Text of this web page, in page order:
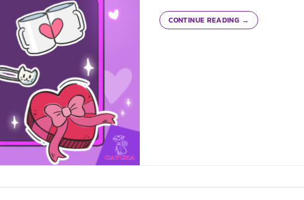
CONTINUE READING →